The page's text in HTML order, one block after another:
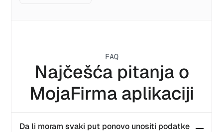
FAQ
Najčešća pitanja o
MojaFirma aplikaciji
Da li moram svaki put ponovo unositi podatke